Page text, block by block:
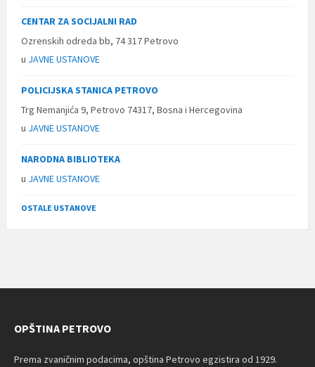
CENTAR ZA SOCIJALNI RAD
Ozrenskih odreda bb, 74 317 Petrovo
u JAVNE USTANOVE
POLICIJSKA STANICA PETROVO
Trg Nemanjića 9, Petrovo 74317, Bosna i Hercegovina
u JAVNE USTANOVE
NARODNA BIBLIOTEKA
u JAVNE USTANOVE
OSTALE USTANOVE
OPŠTINA PETROVO
Prema zvaničnim podacima, opština Petrovo egzistira od 1929.